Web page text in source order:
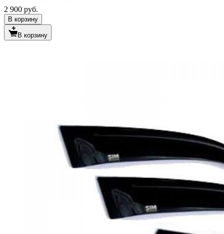
2 900 руб.
В корзину
В корзину